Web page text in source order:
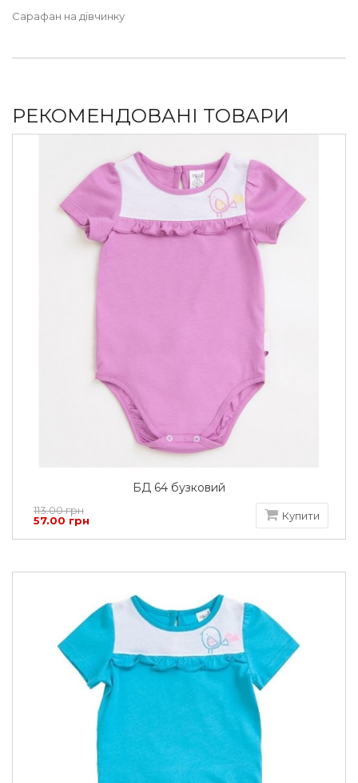
Сарафан на дівчинку
РЕКОМЕНДОВАНІ ТОВАРИ
БД 64 бузковий
113.00 грн
57.00 грн
Купити